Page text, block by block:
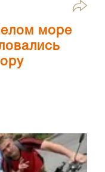
море